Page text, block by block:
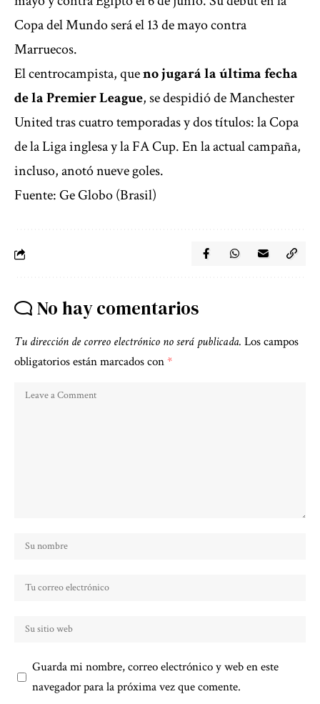
Copa del Mundo será el 13 de mayo contra
Marruecos.
El centrocampista, queno jugará la última fecha
de la Premier League, se despidió de Manchester
United tras cuatro temporadas y dos títulos: la Copa
de la Liga inglesa y la FA Cup. En la actual campaña,
incluso, anotó nueve goles.
Fuente: Ge Globo (Brasil)
No hay comentarios
Tu dirección de correo electrónico no será publicada. Los campos
obligatorios están marcados con*
Guarda mi nombre, correo electrónico y web en este
navegador para la próxima vez que comente.